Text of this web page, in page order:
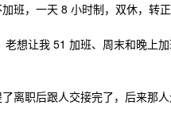
班，一天 8 小时制，双休，转正
想让我 51 加班、周末和晚上
离职后跟人交接完了，后来那